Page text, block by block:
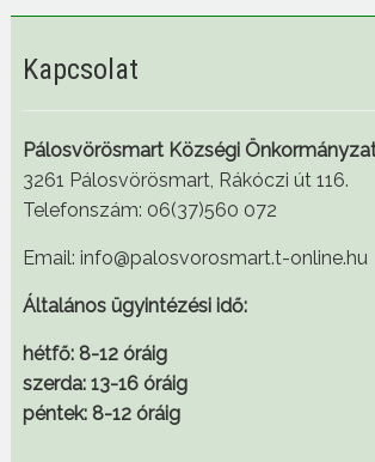
Kapcsolat
Pálosvörösmart Községi
3261 Pálosvörösmart, Rákóczi út 116.
Telefonszám: 06(37)560 072
Email: info@palosvorosmart.t-online.hu
Általános ügyintézési idő:
hétfő: 8-12 óráig
szerda: 13-16 óráig
péntek: 8-12 óráig